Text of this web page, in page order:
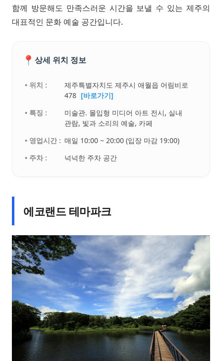
함께 방문해도 만족스러운 시간을 보낼 수 있는 제주의
대표적인 문화 예술 공간입니다.
📍 상세 위치 정보
• 위치 :
제주특별자치도 제주시 애월읍 어림비로
478 [바로가기]
• 특징 :
미술관. 몰입형 미디어 아트 전시, 실내
관람, 빛과 소리의 예술, 카페
• 영업시간 : 매일 10:00 ~ 20:00 (입장 마감 19:00)
• 주차 :
넉넉한 주차 공간
에코랜드 테마파크